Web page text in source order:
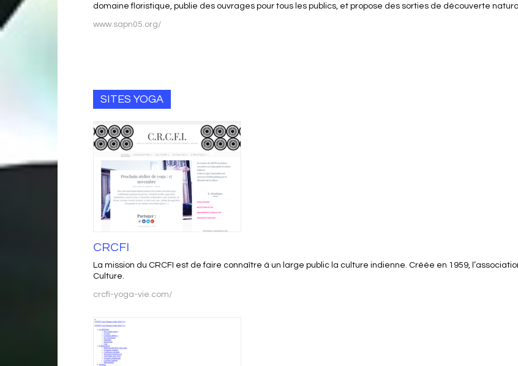
domaine floristique, publie des ouvrages pour tous les publics, et propose des sorties de découverte
www.sapn05.org/
SITES YOGA
CRCFI
La mission du CRCFI est de faire connaître à un large public la culture indienne. Créée en 1959,
Culture.
crcfi-yoga-vie.com/